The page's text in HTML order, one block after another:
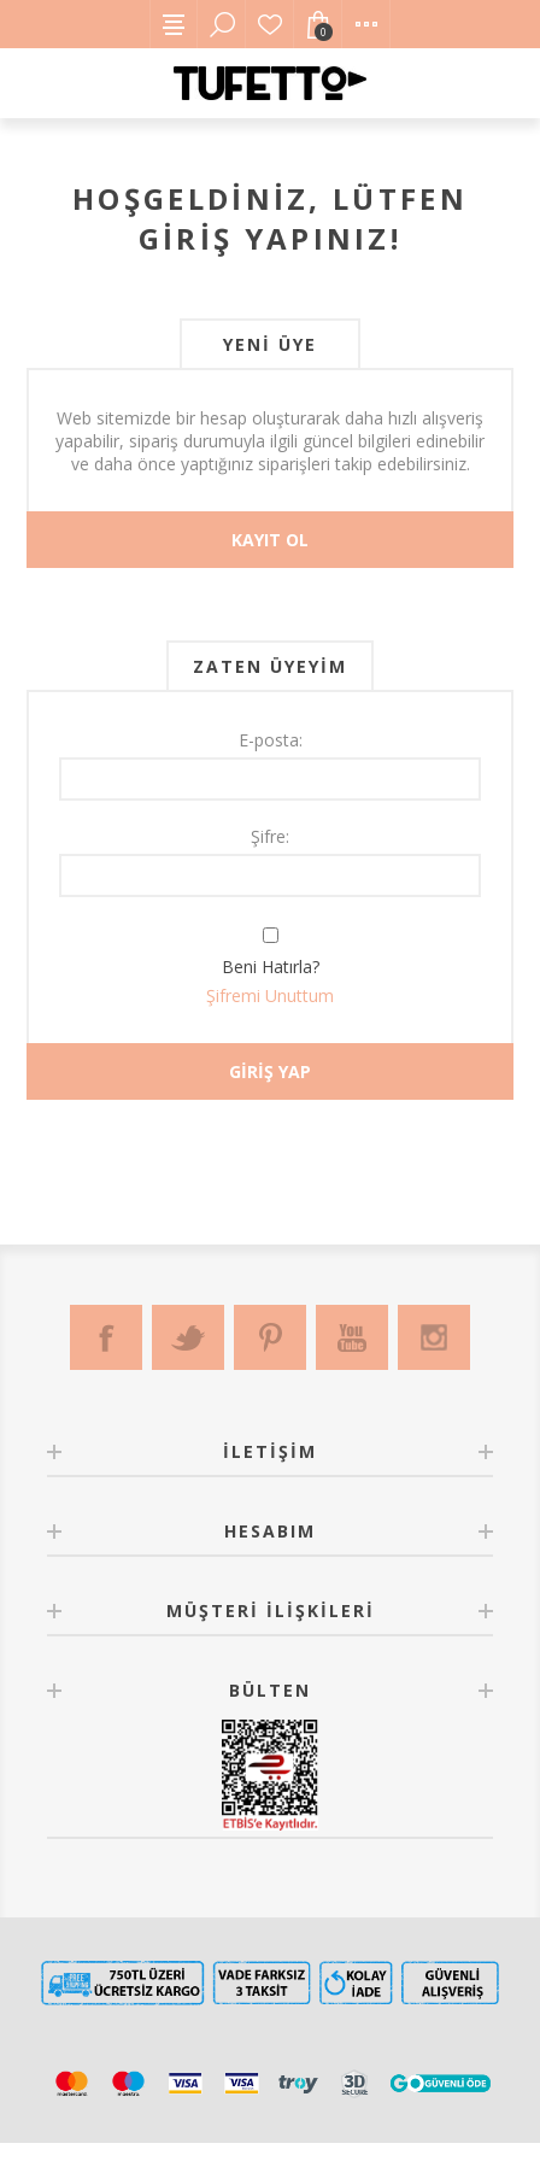
0
HOŞGELDINIZ, LÜTFEN
GIRIŞ YAPINIZ!
YENI ÜYE
Web sitemizde bir hesap oluşturarak daha hızlı alışveriş
yapabilir, sipariş durumuyla ilgili güncel bilgileri edinebilir
ve daha önce yaptığınız siparişleri takip edebilirsiniz.
ZATEN ÜYEYIM
E-posta:
Şifre:
Beni Hatırla?
Şifremi Unuttum
İLETIŞIM
HESABIM
MÜŞTERI İLIŞKILERI
BÜLTEN